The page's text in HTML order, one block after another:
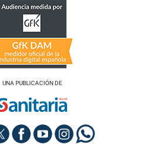
UNA PUBLICACIÓN DE